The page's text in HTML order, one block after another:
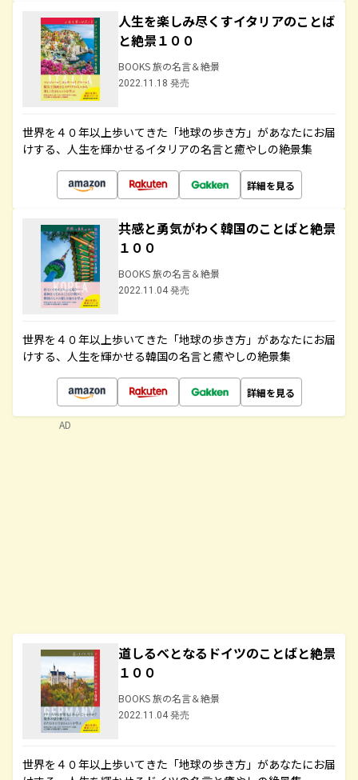
人生を楽しみ尽くすイタリアのことば
と絶景１００
BOOKS 旅の名言＆絶景
2022.11.18 発売
世界を４０年以上歩いてきた「地球の歩き方」があなたにお届
けする、人生を輝かせるイタリアの名言と癒やしの絶景集
詳細を見る
共感と勇気がわく韓国のことばと絶景
１００
BOOKS 旅の名言＆絶景
2022.11.04 発売
世界を４０年以上歩いてきた「地球の歩き方」があなたにお届
けする、人生を輝かせる韓国の名言と癒やしの絶景集
詳細を見る
道しるべとなるドイツのことばと絶景
１００
BOOKS 旅の名言＆絶景
2022.11.04 発売
世界を４０年以上歩いてきた「地球の歩き方」があなたにお届
AD